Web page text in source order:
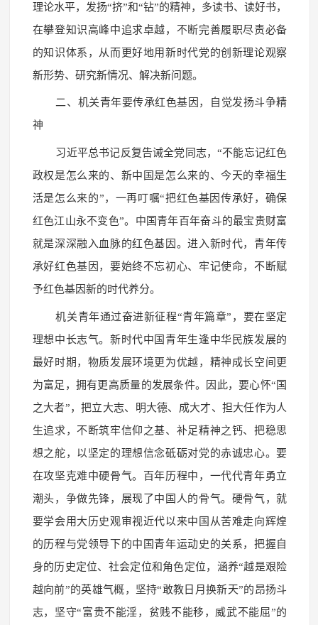
理论水平，发扬“挤”和“钻”的精神，多读书、读好书，
在攀登知识高峰中追求卓越，不断完善履职尽责必备
的知识体系，从而更好地用新时代党的创新理论观察
新形势、研究新情况、解决新问题。
二、机关青年要传承红色基因，自觉发扬斗争精
神
习近平总书记反复告诫全党同志，“不能忘记红色
政权是怎么来的、新中国是怎么来的、今天的幸福生
活是怎么来的”，一再叮嘱“把红色基因传承好，确保
红色江山永不变色”。中国青年百年奋斗的最宝贵财富
就是深深融入血脉的红色基因。进入新时代，青年传
承好红色基因，要始终不忘初心、牢记使命，不断赋
予红色基因新的时代养分。
机关青年通过奋进新征程“青年篇章”，要在坚定
理想中长志气。新时代中国青年生逢中华民族发展的
最好时期，物质发展环境更为优越，精神成长空间更
为富足，拥有更高质量的发展条件。因此，要心怀“国
之大者”，把立大志、明大德、成大才、担大任作为人
生追求，不断筑牢信仰之基、补足精神之钙、把稳思
想之舵，以坚定的理想信念砥砺对党的赤诚忠心。要
在攻坚克难中硬骨气。百年历程中，一代代青年勇立
潮头，争做先锋，展现了中国人的骨气。硬骨气，就
要学会用大历史观审视近代以来中国从苦难走向辉煌
的历程与党领导下的中国青年运动史的关系，把握自
身的历史定位、社会定位和角色定位，涵养“越是艰险
越向前”的英雄气概，坚持“敢教日月换新天”的昂扬斗
志，坚守“富贵不能淫，贫贱不能移，威武不能屈”的